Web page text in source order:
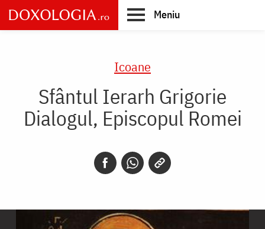
Skip
to
main
Meniu
Icoane
Sfântul Ierarh Grigorie
Dialogul, Episcopul Romei